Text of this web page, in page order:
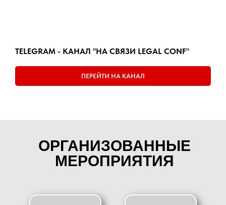
TELEGRAM - КАНАЛ "НА СВЯЗИ LEGAL CONF"
ПЕРЕЙТИ НА КАНАЛ
ОРГАНИЗОВАННЫЕ
МЕРОПРИЯТИЯ